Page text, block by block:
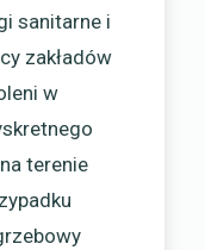
sanitarne i
zakładów
w
terenie